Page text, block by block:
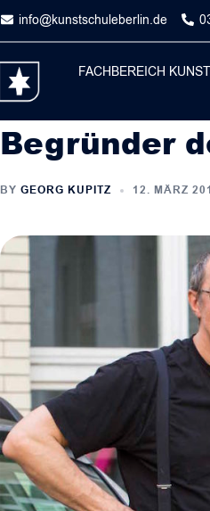
info@kunstschuleberlin.de
FACHBEREICH KUNST
Begründer
BY GEORG KUPITZ 12. MÄRZ